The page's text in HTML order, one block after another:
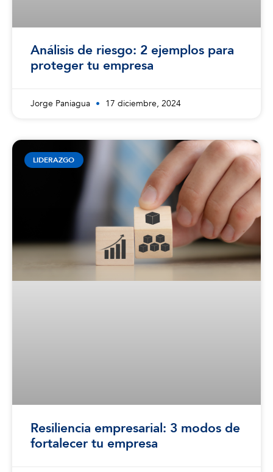
Análisis de riesgo: 2 ejemplos para
proteger tu empresa
Jorge Paniagua 17 diciembre, 2024
LIDERAZGO
Resiliencia empresarial: 3 modos de
fortalecer tu empresa